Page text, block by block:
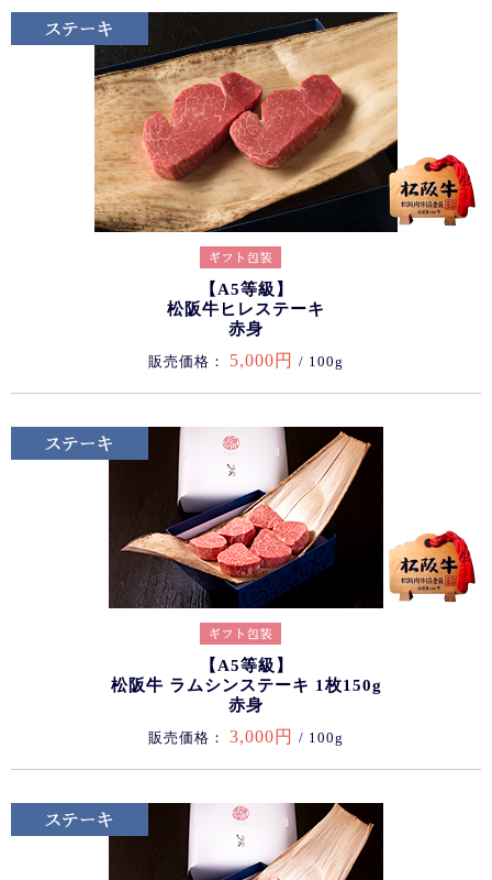
【A5等級】
松阪牛ヒレステーキ
赤身
販売価格： 5,000円 / 100g
【A5等級】
松阪牛 ラムシンステーキ 1枚150g
赤身
販売価格： 3,000円 / 100g